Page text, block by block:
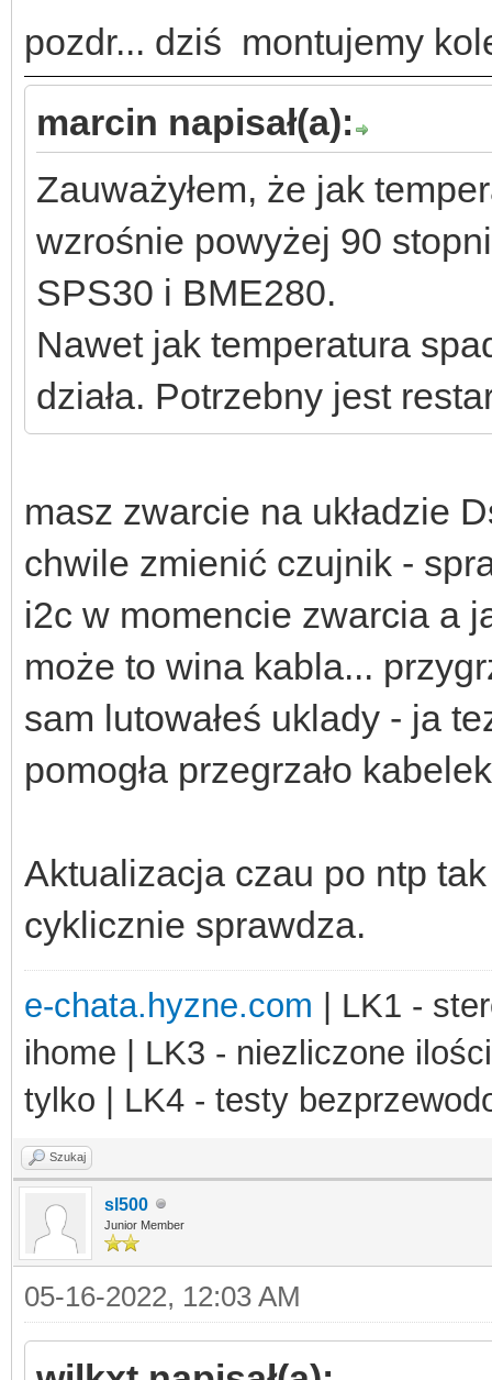
pozdr... dziś montujemy
marcin napisał(a):
Zauważyłem, że jak
wzrośnie powyżej 90
SPS30 i BME280.
Nawet jak temperatura
działa. Potrzebny jest
masz zwarcie na układzie
chwile zmienić czujnik -
i2c w momencie zwarcia a
może to wina kabla...
sam lutowałeś uklady - ja
pomogła przegrzało
Aktualizacja czau po ntp
cyklicznie sprawdza.
e-chata.hyzne.com | LK1 -
ihome | LK3 - niezliczone
tylko | LK4 - testy
Szukaj
sl500
Junior Member
05-16-2022, 12:03 AM